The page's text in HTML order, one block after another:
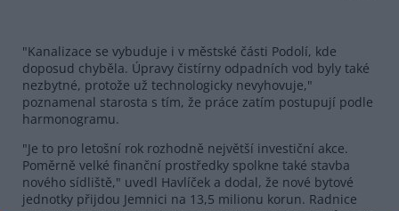
"Kanalizace se vybuduje i v městské části Podolí, kde
doposud chyběla. Úpravy čistírny odpadních vod byly také
nezbytné, protože už technologicky nevyhovuje,"
poznamenal starosta s tím, že práce zatím postupují podle
harmonogramu.
"Je to pro letošní rok rozhodně největší investiční akce.
Poměrně velké finanční prostředky spolkne také stavba
nového sídliště," uvedl Havlíček a dodal, že nové bytové
jednotky přijdou Jemnici na 13,5 milionu korun. Radnice